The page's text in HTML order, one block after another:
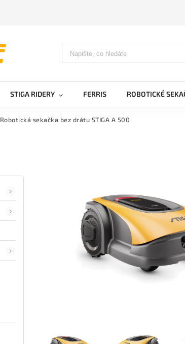
STIGA RIDERY FERRIS ROBOTICKÉ
Robotická sekačka bez drátu STIGA A 500